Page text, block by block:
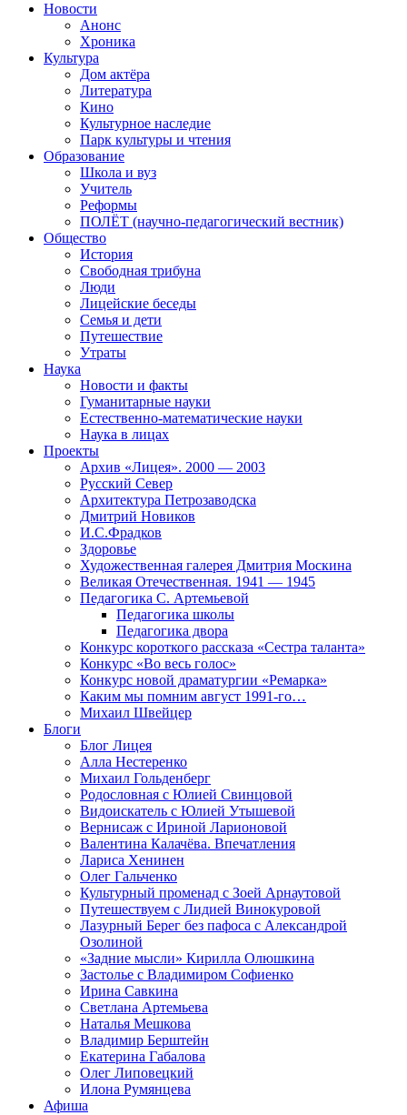
Новости
Анонс
Хроника
Культура
Дом актёра
Литература
Кино
Культурное наследие
Парк культуры и чтения
Образование
Школа и вуз
Учитель
Реформы
ПОЛЁТ (научно-педагогический вестник)
Общество
История
Свободная трибуна
Люди
Лицейские беседы
Семья и дети
Путешествие
Утраты
Наука
Новости и факты
Гуманитарные науки
Естественно-математические науки
Наука в лицах
Проекты
Архив «Лицея». 2000 — 2003
Русский Север
Архитектура Петрозаводска
Дмитрий Новиков
И.С.Фрадков
Здоровье
Художественная галерея Дмитрия Москина
Великая Отечественная. 1941 — 1945
Педагогика С. Артемьевой
Педагогика школы
Педагогика двора
Конкурс короткого рассказа «Сестра таланта»
Конкурс «Во весь голос»
Конкурс новой драматургии «Ремарка»
Каким мы помним август 1991-го…
Михаил Швейцер
Блоги
Блог Лицея
Алла Нестеренко
Михаил Гольденберг
Родословная с Юлией Свинцовой
Видоискатель с Юлией Утышевой
Вернисаж с Ириной Ларионовой
Валентина Калачёва. Впечатления
Лариса Хенинен
Олег Гальченко
Культурный променад с Зоей Арнаутовой
Путешествуем с Лидией Винокуровой
Лазурный Берег без пафоса с Александрой
Озолиной
«Задние мысли» Кирилла Олюшкина
Застолье с Владимиром Софиенко
Ирина Савкина
Светлана Артемьева
Наталья Мешкова
Владимир Берштейн
Екатерина Габалова
Олег Липовецкий
Илона Румянцева
Афиша